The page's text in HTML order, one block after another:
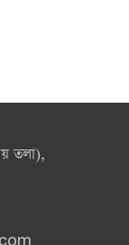
তলা),